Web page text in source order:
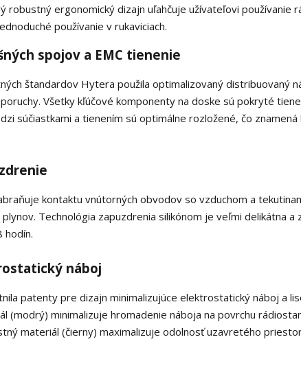
robustný ergonomický dizajn uľahčuje užívateľovi používanie
používanie v rukaviciach.
spojov a EMC tienenie
štandardov Hytera použila optimalizovaný distribuovaný
Všetky kľúčové komponenty na doske sú pokryté
súčiastkami a tienením sú optimálne rozložené, čo znamená
kontaktu vnútorných obvodov so vzduchom a
Technológia zapuzdrenia silikónom je veľmi delikátna a
hodín.
náboj
patenty pre dizajn minimalizujúce elektrostatický náboj a
(modrý) minimalizuje hromadenie náboja na povrchu
materiál (čierny) maximalizuje odolnosť uzavretého